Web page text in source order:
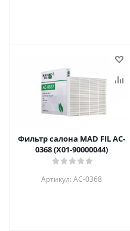
Фильтр салона MAD FIL AC-
0368 (X01-90000044)
Артикул: AC-0368